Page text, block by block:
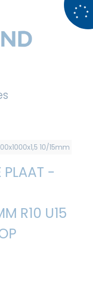
10/15mm
PLAAT -
R10 U15